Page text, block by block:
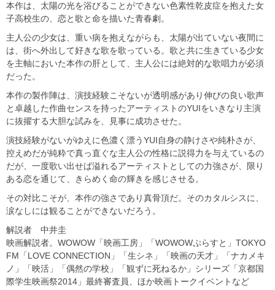
本作は、太陽の光を浴びることができない色素性乾皮症を抱えた女
子高校生の、恋と歌と命を描いた青春劇。
主人公の少女は、重い病を抱えながらも、太陽が出ていない夜間に
は、街へ外出して好きな歌を歌っている。歌と共に生きている少女
を主軸においた本作の肝として、主人公には絶対的な歌唱力が必須
だった。
本作の製作陣は、演技経験こそないが透明感があり伸びの良い歌声
と卓越した作曲センスを持ったアーティストのYUIをいきなり主演
に抜擢する大胆な試みを、見事に成功させた。
演技経験がないがゆえに色濃く漂うYUI自身の静けさや純朴さが、
控えめだが純粋で真っ直ぐな主人公の性格に説得力を与えているの
だが、一度歌い出せば溢れるアーティストとしての力強さが、限り
ある恋を通じて、きらめく命の輝きを感じさせる。
その対比こそが、本作の強さであり真骨頂だ。そのカタルシスに、
涙なしには観ることができないだろう。
解説者 中井圭
映画解説者。WOWOW「映画工房」「WOWOWぷらすと」TOKYO
FM「LOVE CONNECTION」「生シネ」「映画の天才」「ナカメキ
ノ」「映活」「偶然の学校」「観ずに死ねるか」シリーズ「京都国
際学生映画祭2014」最終審査員、ほか映画トークイベントなど